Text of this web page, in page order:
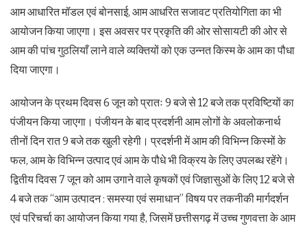
आम आधारित मॉडल एवं बोनसाई, आम आधरित सजावट प्रतियोगिता का भी
आयोजन किया जाएगा। इस अवसर पर प्रकृति की ओर सोसायटी की ओर से
आम की पांच गुठलियाँ लाने वाले व्यक्तियों को एक उन्नत किस्म के आम का पौधा
दिया जाएगा।
आयोजन के प्रथम दिवस 6 जून को प्रातः 9 बजे से 12 बजे तक प्रविष्टियों का
पंजीयन किया जाएगा। पंजीयन के बाद प्रदर्शनी आम लोगों के अवलोकनार्थ
तीनों दिन रात 9 बजे तक खुली रहेगी। प्रदर्शनी में आम की विभिन्न किस्मों के
फल, आम के विभिन्न उत्पाद एवं आम के पौधे भी विक्रय के लिए उपलब्ध रहेंगे।
द्वितीय दिवस 7 जून को आम उगाने वाले कृषकों एवं जिज्ञासुओं के लिए 12 बजे से
4 बजे तक ‘‘आम उत्पादन : समस्या एवं समाधान’’ विषय पर तकनीकी मार्गदर्शन
एवं परिचर्चा का आयोजन किया गया है, जिसमें छत्तीसगढ़ में उच्च गुणवत्ता के आम